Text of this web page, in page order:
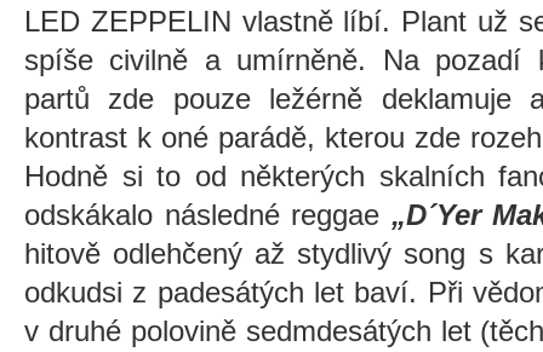
LED ZEPPELIN vlastně líbí. Plant už
spíše civilně a umírněně. Na pozadí
partů zde pouze ležérně deklamuje
kontrast k oné parádě, kterou zde
Hodně si to od některých skalních
odskákalo následné reggae „D´Yer
hitově odlehčený až stydlivý song s
odkudsi z padesátých let baví. Při
v druhé polovině sedmdesátých let